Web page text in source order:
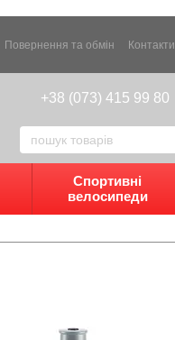
Повернення та обмін Контакти
+38 (073) 415 99 80
Спортивні
велосипеди